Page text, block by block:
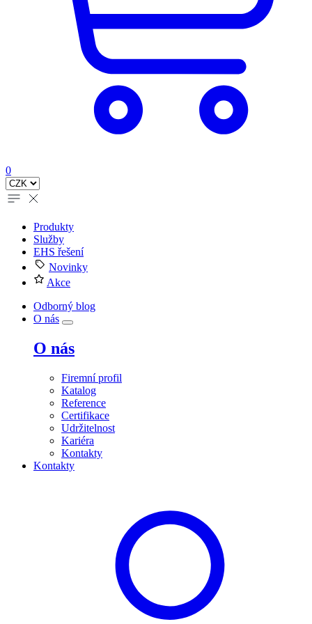
0
Produkty
Služby
EHS řešení
Novinky
Akce
Odborný blog
O nás
O nás
Firemní profil
Katalog
Reference
Certifikace
Udržitelnost
Kariéra
Kontakty
Kontakty